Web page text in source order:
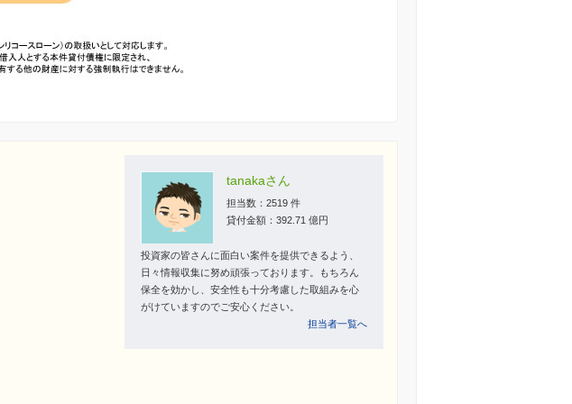
tanakaさん
担当数：2519 件
貸付金額：392.71 億円
投資家の皆さんに面白い案件を提供できるよう、
日々情報収集に努め頑張っております。もちろん
保全を効かし、安全性も十分考慮した取組みを心
がけていますのでご安心ください。
担当者一覧へ